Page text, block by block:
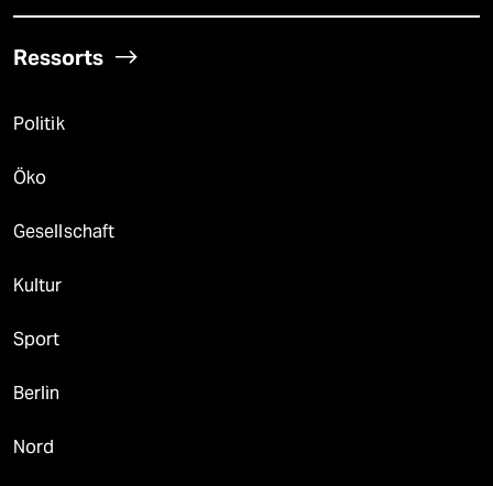
Ressorts
Politik
Öko
Gesellschaft
Kultur
Sport
Berlin
Nord